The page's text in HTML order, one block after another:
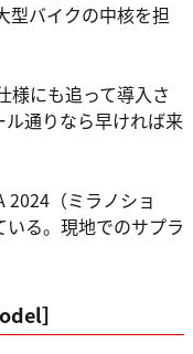
型バイクの中核を担
様にも追って導入さ
通りなら早ければ来
2024（ミラノショ
る。現地でのサプラ
］